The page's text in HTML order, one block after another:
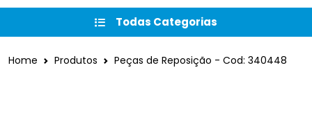
Todas Categorias
Home Produtos Peças de Reposição - Cod: 340448